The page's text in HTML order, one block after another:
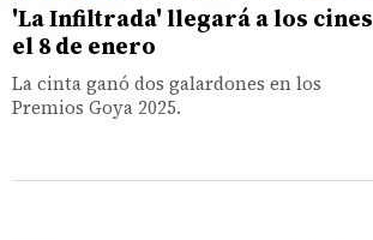
'La Infiltrada' llegará a los cines
el 8 de enero
La cinta ganó dos galardones en los
Premios Goya 2025.